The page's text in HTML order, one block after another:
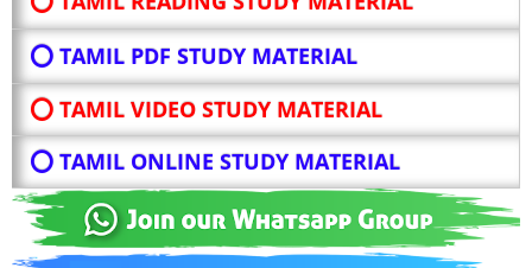
⭕ TAMIL PDF STUDY MATERIAL
⭕ TAMIL VIDEO STUDY MATERIAL
⭕ TAMIL ONLINE STUDY MATERIAL